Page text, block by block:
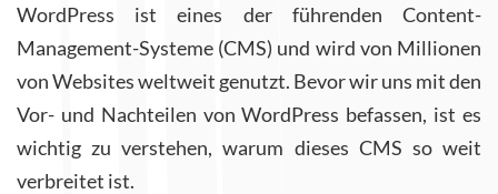
WordPress ist eines der führenden Content-
Management-Systeme (CMS) und wird von Millionen
von Websites weltweit genutzt. Bevor wir uns mit den
Vor- und Nachteilen von WordPress befassen, ist es
wichtig zu verstehen, warum dieses CMS so weit
verbreitet ist.